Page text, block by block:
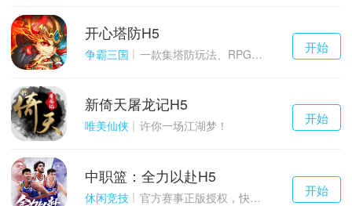
千百度h5
游戏
开始
开心塔防H5
争霸三国 一款集塔防玩法、RPG策略、卡牌养成于一体的轻度H5游戏
千百度h5
游戏
开始
新倚天屠龙记H5
唯美仙侠 许你一场江湖梦！
千百度h5
游戏
开始
中职篮：全力以赴H5
休闲竞技 官方赛事正版授权，快来打造属于自己的传奇吧~